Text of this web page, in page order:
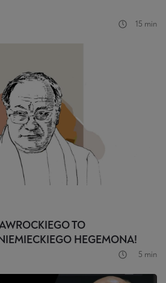
15 min
TO
HEGEMONA!
5 min